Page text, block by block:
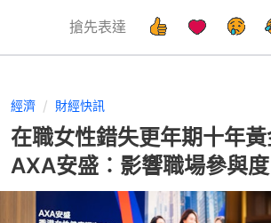
搶先表達
經濟 財經快訊
在職女性錯失更年期十年
AXA安盛︰影響職場參與度